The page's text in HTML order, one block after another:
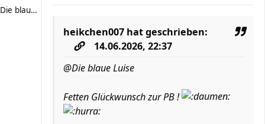
Die blaue Luise
heikchen007 hat geschrieben:
14.06.2026, 22:37
@Die blaue Luise
Fetten Glückwunsch zur PB !